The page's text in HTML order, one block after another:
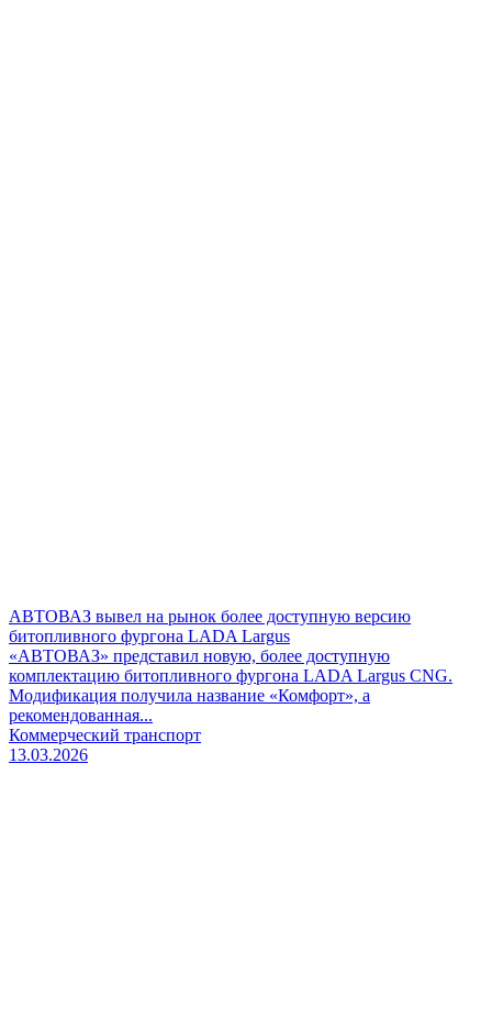
АВТОВАЗ вывел на рынок более доступную версию
битопливного фургона LADA Largus
«АВТОВАЗ» представил новую, более доступную
комплектацию битопливного фургона LADA Largus CNG.
Модификация получила название «Комфорт», а
рекомендованная...
Коммерческий транспорт
13.03.2026